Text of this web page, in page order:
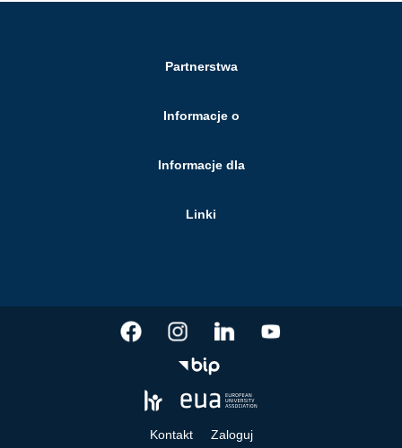
Partnerstwa
Informacje o
Informacje dla
Linki
Kontakt Zaloguj